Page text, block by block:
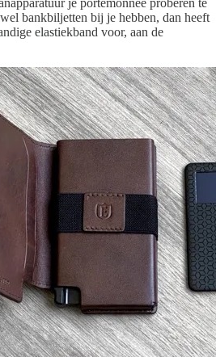
bankbiljetten bij je hebben, dan heeft
elastiekband voor, aan de